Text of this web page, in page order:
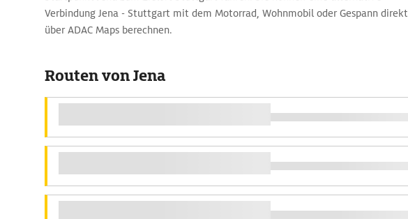
Verbindung Jena - Stuttgart mit dem Motorrad, Wohnmobil oder Gespann direkt
über ADAC Maps berechnen.
Routen von Jena